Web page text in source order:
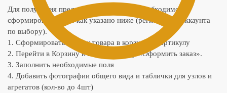
Для получения предложения по товару необходимо
сформировать заказ как указано ниже (регистрация аккаунта
по выбору).
1. Сформировать список товара в корзине по артикулу
2. Перейти в Корзину и нажать кнопку «Оформить заказ».
3. Заполнить необходимые поля
4. Добавить фотографии общего вида и таблички для узлов и
агрегатов (кол-во до 4шт)